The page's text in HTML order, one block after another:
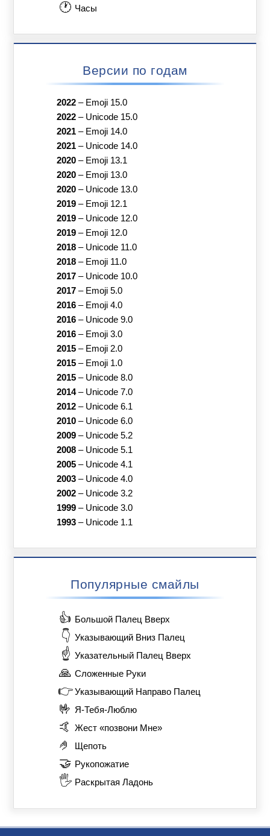
🕐 Часы
Версии по годам
2022– Emoji 15.0
2022– Unicode 15.0
2021– Emoji 14.0
2021– Unicode 14.0
2020– Emoji 13.1
2020– Emoji 13.0
2020– Unicode 13.0
2019– Emoji 12.1
2019– Unicode 12.0
2019– Emoji 12.0
2018– Unicode 11.0
2018– Emoji 11.0
2017– Unicode 10.0
2017– Emoji 5.0
2016– Emoji 4.0
2016– Unicode 9.0
2016– Emoji 3.0
2015– Emoji 2.0
2015– Emoji 1.0
2015– Unicode 8.0
2014– Unicode 7.0
2012– Unicode 6.1
2010– Unicode 6.0
2009– Unicode 5.2
2008– Unicode 5.1
2005– Unicode 4.1
2003– Unicode 4.0
2002– Unicode 3.2
1999– Unicode 3.0
1993– Unicode 1.1
Популярные смайлы
👍 Большой Палец Вверх
👇 Указывающий Вниз Палец
☝️ Указательный Палец Вверх
🙏 Сложенные Руки
👉 Указывающий Направо Палец
🤟 Я-Тебя-Люблю
🤙 Жест «позвони Мне»
🤌 Щепоть
🤝 Рукопожатие
🖐️ Раскрытая Ладонь